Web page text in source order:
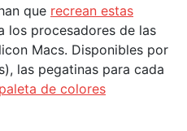
que recrean estas
los procesadores de las
Macs. Disponibles por
las pegatinas para cada
de colores